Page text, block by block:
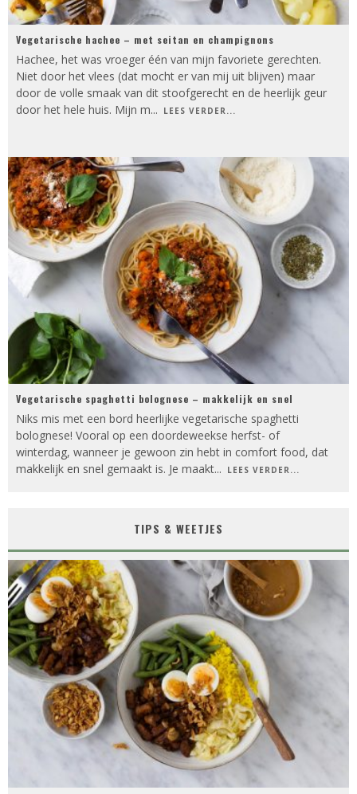
Vegetarische hachee – met seitan en champignons
Hachee, het was vroeger één van mijn favoriete gerechten.
Niet door het vlees (dat mocht er van mij uit blijven) maar
door de volle smaak van dit stoofgerecht en de heerlijk geur
door het hele huis. Mijn m... LEES VERDER...
Vegetarische spaghetti bolognese – makkelijk en snel
Niks mis met een bord heerlijke vegetarische spaghetti
bolognese! Vooral op een doordeweekse herfst- of
winterdag, wanneer je gewoon zin hebt in comfort food, dat
makkelijk en snel gemaakt is. Je maakt... LEES VERDER...
TIPS & WEETJES